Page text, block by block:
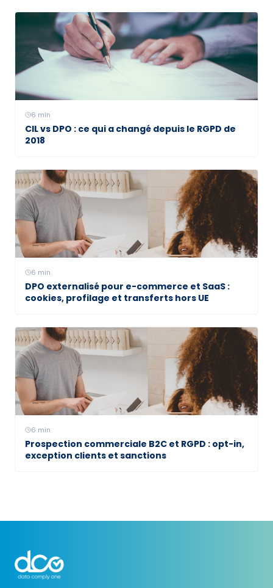
6 min
CIL vs DPO : ce qui a changé depuis le RGPD de
2018
6 min
DPO externalisé pour e-commerce et SaaS :
cookies, profilage et transferts hors UE
6 min
Prospection commerciale B2C et RGPD : opt-in,
exception clients et sanctions